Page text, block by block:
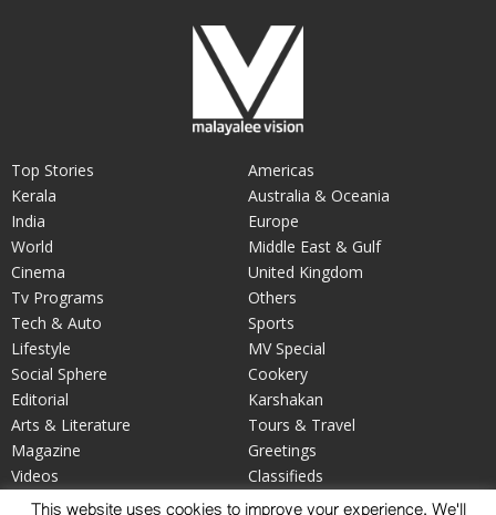
Top Stories
Kerala
India
World
Cinema
Tv Programs
Tech & Auto
Americas
Australia & Oceania
Europe
Middle East & Gulf
United Kingdom
Others
Sports
Lifestyle
Social Sphere
Editorial
Arts & Literature
Magazine
Videos
Your Say
MV Special
Cookery
Karshakan
Tours & Travel
Greetings
Classifieds
Obituary